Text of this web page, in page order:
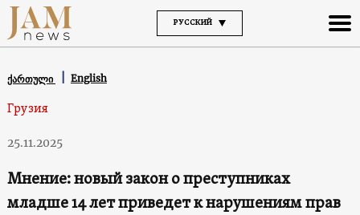
РУССКИЙ
ქართული English
Грузия
25.11.2025
Мнение: новый закон о преступниках
младше 14 лет приведет к нарушениям прав